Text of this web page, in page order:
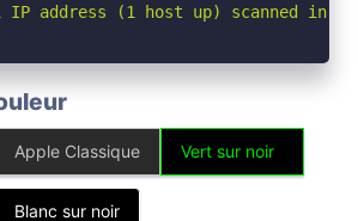
IP address (1 host up) scanned in
Apple Classique Vert sur noir
Blanc sur noir